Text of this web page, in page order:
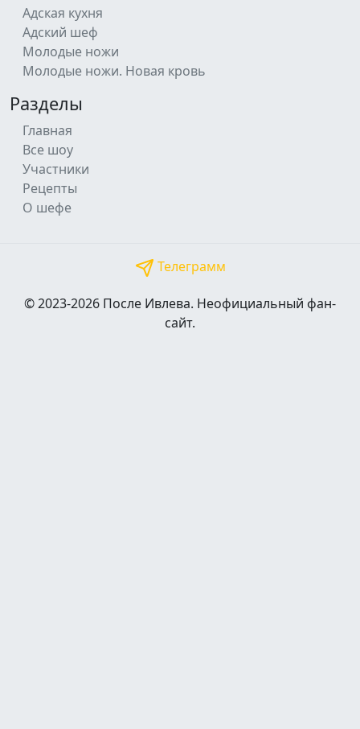
Адская кухня
Адский шеф
Молодые ножи
Молодые ножи. Новая кровь
Разделы
Главная
Все шоу
Участники
Рецепты
О шефе
Телеграмм
© 2023-2026 После Ивлева. Неофициальный фан-
сайт.